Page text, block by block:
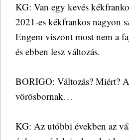
KG: Van egy kevés
2021-es kékfrankos nagyon
Engem viszont most nem a
és ebben lesz változás.
BORIGO: Változás? Miért?
vörösbornak…
KG: Az utóbbi években az